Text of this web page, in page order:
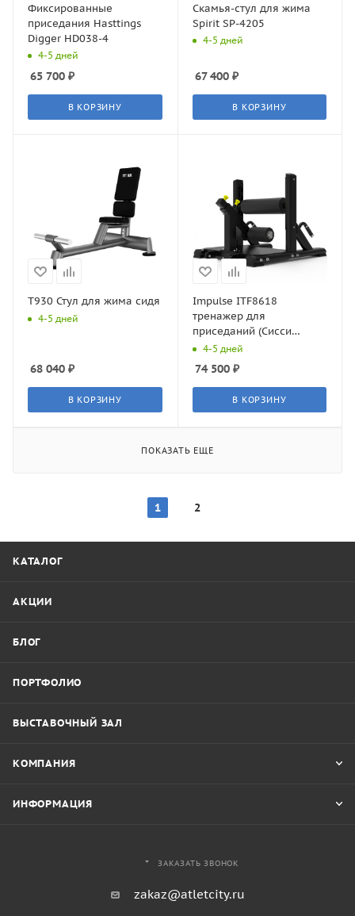
Фиксированные
приседания Hasttings
Digger HD038-4
4-5 дней
65 700 ₽
В КОРЗИНУ
Скамья-стул для жима
Spirit SP-4205
4-5 дней
67 400₽
В КОРЗИНУ
T930 Стул для жима сидя
4-5 дней
68 040 ₽
В КОРЗИНУ
Impulse ITF8618
тренажер для
приседаний (Сисси
присед)
4-5 дней
74 500₽
В КОРЗИНУ
ПОКАЗАТЬ ЕЩЕ
1 2
КАТАЛОГ
АКЦИИ
БЛОГ
ПОРТФОЛИО
ВЫСТАВОЧНЫЙ ЗАЛ
КОМПАНИЯ
ИНФОРМАЦИЯ
ЗАКАЗАТЬ ЗВОНОК
zakaz@atletcity.ru